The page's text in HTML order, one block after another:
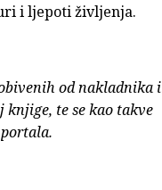
i ljepoti življenja.
od nakladnika i
te se kao takve